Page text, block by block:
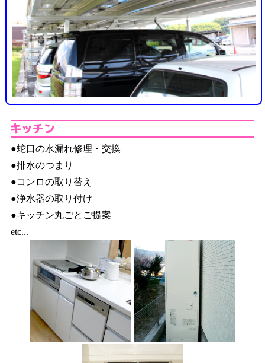
●蛇口の水漏れ修理・交換
●排水のつまり
●コンロの取り替え
●浄水器の取り付け
●キッチン丸ごとご提案
etc...